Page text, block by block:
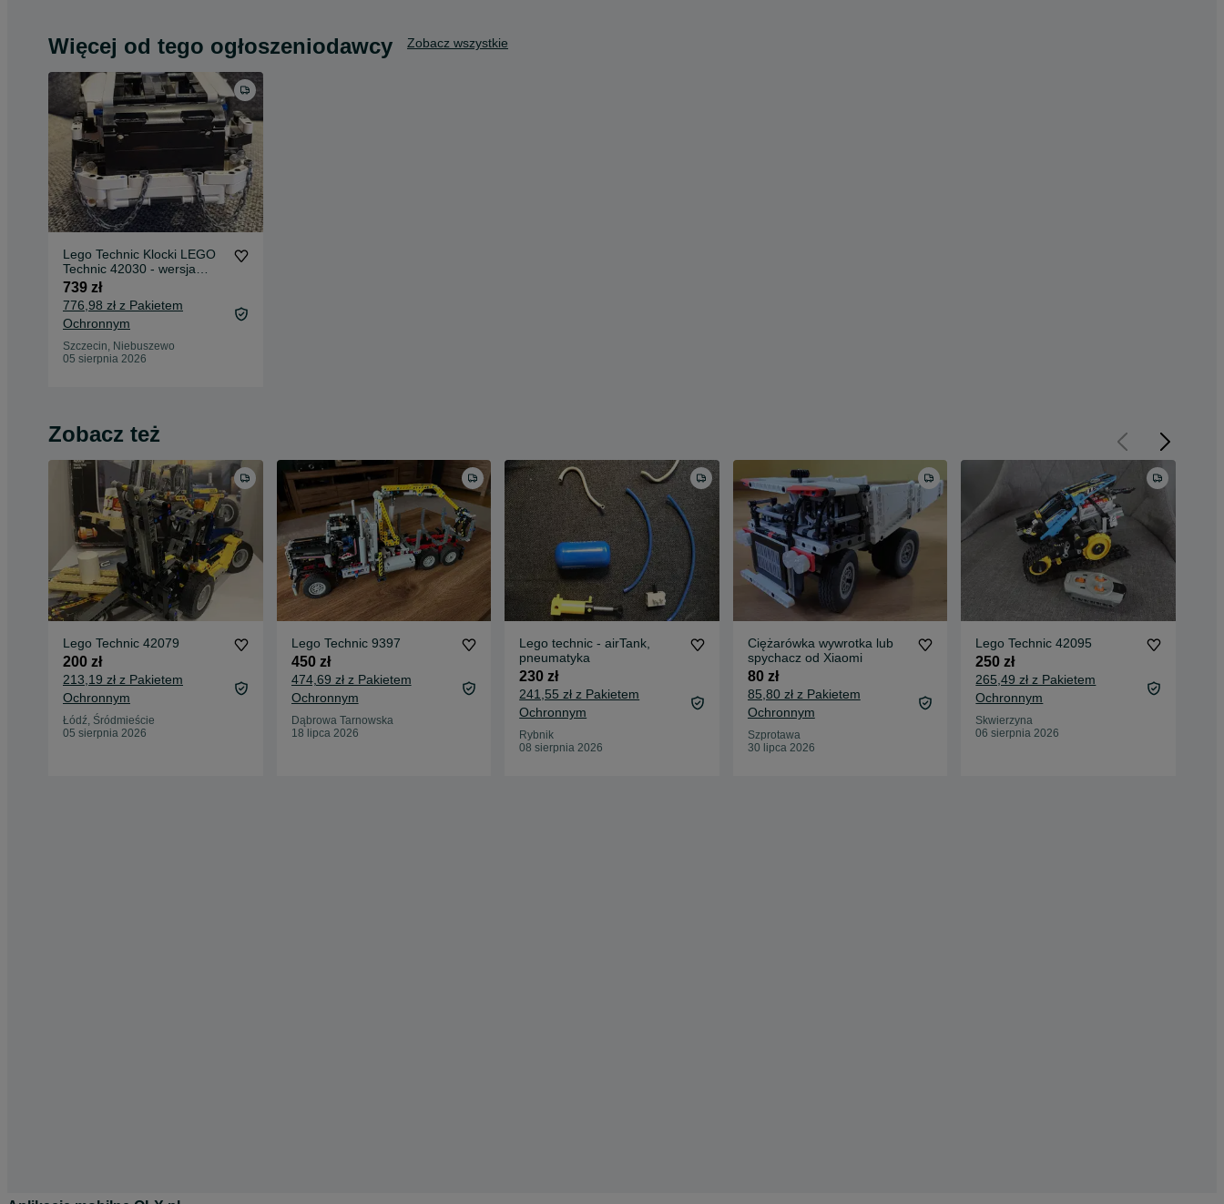
Więcej od tego ogłoszeniodawcy Zobacz wszystkie
Lego Technic Klocki LEGO
Technic 42030 - wersja
druga- biała
739 zł
776,98 zł z Pakietem
Ochronnym
Szczecin, Niebuszewo
05 sierpnia 2026
Zobacz też
Lego Technic 42079
200 zł
213,19 zł z Pakietem
Ochronnym
Łódź, Śródmieście
05 sierpnia 2026
Lego Technic 9397
450 zł
474,69 zł z Pakietem
Ochronnym
Dąbrowa Tarnowska
18 lipca 2026
Lego technic - airTank,
pneumatyka
230 zł
241,55 zł z Pakietem
Ochronnym
Rybnik
08 sierpnia 2026
Ciężarówka wywrotka lub
spychacz od Xiaomi
80 zł
85,80 zł z Pakietem
Ochronnym
Szprotawa
30 lipca 2026
Lego Technic 42095
250 zł
265,49 zł z Pakietem
Ochronnym
Skwierzyna
06 sierpnia 2026